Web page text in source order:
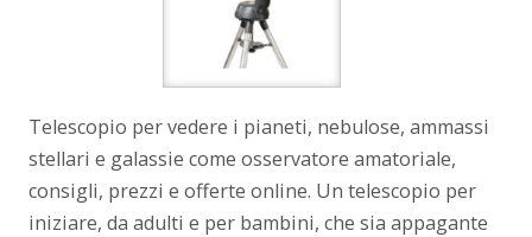
Telescopio per vedere i pianeti, nebulose, ammassi
stellari e galassie come osservatore amatoriale,
consigli, prezzi e offerte online. Un telescopio per
iniziare, da adulti e per bambini, che sia appagante